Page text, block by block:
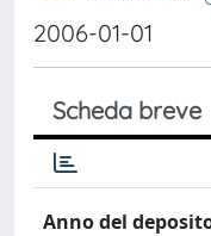
2006-01-01
Scheda breve
Anno del